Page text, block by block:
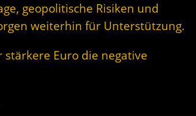
geopolitische Risiken und
weiterhin für Unterstützung.
Euro die negative